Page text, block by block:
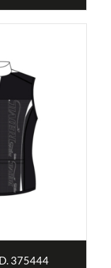
375444